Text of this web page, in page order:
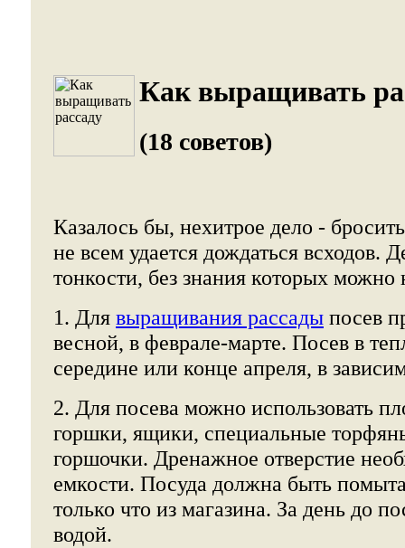
Как выращивать
(18 советов)
Казалось бы, нехитрое дело -
не всем удается дождаться всходов.
тонкости, без знания которых можно
1. Для выращивания рассады посев
весной, в феврале-марте. Посев в
середине или конце апреля, в
2. Для посева можно использовать
горшки, ящики, специальные
горшочки. Дренажное отверстие
емкости. Посуда должна быть
только что из магазина. За день до
водой.